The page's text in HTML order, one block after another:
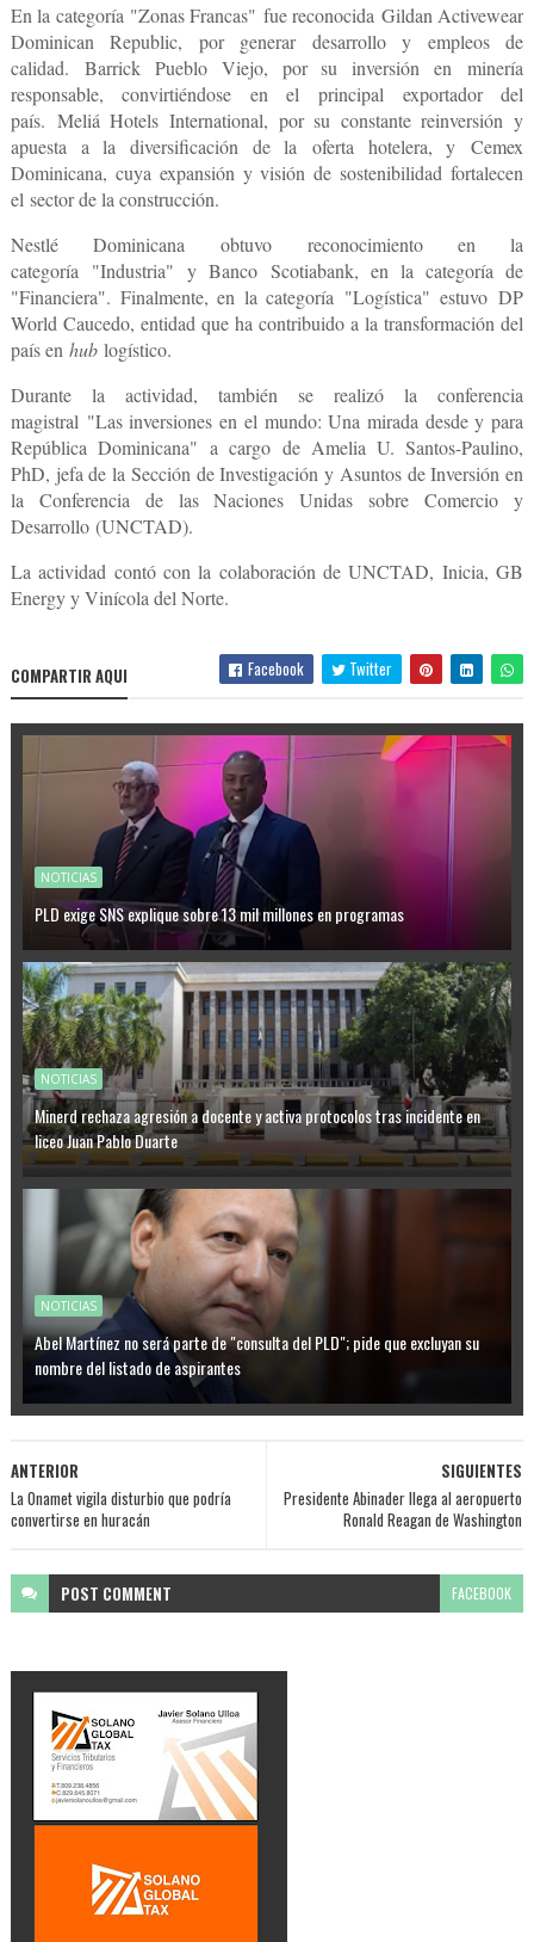
En la categoría "Zonas Francas" fue reconocida Gildan Activewear
Dominican Republic, por generar desarrollo y empleos de
calidad. Barrick Pueblo Viejo, por su inversión enminería
responsable, convirtiéndose en el principal exportador del
país. Meliá Hotels International, por su constante reinversión y
apuesta a la diversificación de laoferta hotelera, yCemex
Dominicana, cuya expansión y visión de sostenibilidad fortalecen
el sector de la construcción.
Nestlé Dominicana obtuvo reconocimiento en la
categoría "Industria" y Banco Scotiabank, en la categoría de
"Financiera". Finalmente, en la categoría "Logística" estuvoDP
World Caucedo, entidad que ha contribuido a la transformación del
país en hublogístico.
Durante la actividad, también se realizó la conferencia
magistral "Las inversiones en el mundo: Una mirada desde y para
República Dominicana" a cargo de Amelia U. Santos-Paulino,
PhD, jefa de la Sección de Investigación y Asuntos de Inversión en
la Conferencia de las Naciones Unidas sobre Comercio y
Desarrollo (UNCTAD).
La actividad contó con la colaboración de UNCTAD, Inicia, GB
Energy y Vinícola del Norte.
COMPARTIR AQUI Facebook Twitter
NOTICIAS
PLD exige SNS explique sobre 13 mil millones en programas
NOTICIAS
Minerd rechaza agresión a docente y activa protocolos tras incidente en
liceo Juan Pablo Duarte
NOTICIAS
Abel Martínez no será parte de "consulta del PLD"; pide que excluyan su
nombre del listado de aspirantes
SIGUIENTES
Presidente Abinader llega al aeropuerto
Ronald Reagan de Washington
ANTERIOR
La Onamet vigila disturbio que podría
convertirse en huracán
POST COMMENT FACEBOOK